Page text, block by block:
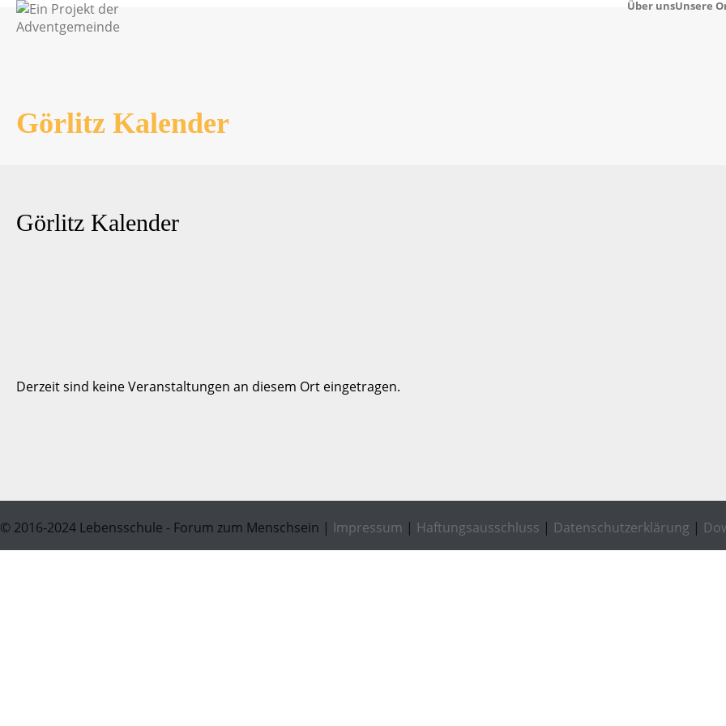
Über unsUnsere
Görlitz Kalender
Görlitz Kalender
Derzeit sind keine Veranstaltungen an diesem Ort eingetragen.
© 2016-2024 Lebensschule - Forum zum Menschsein | Impressum | Haftungsausschluss | Datenschutzerklärung |